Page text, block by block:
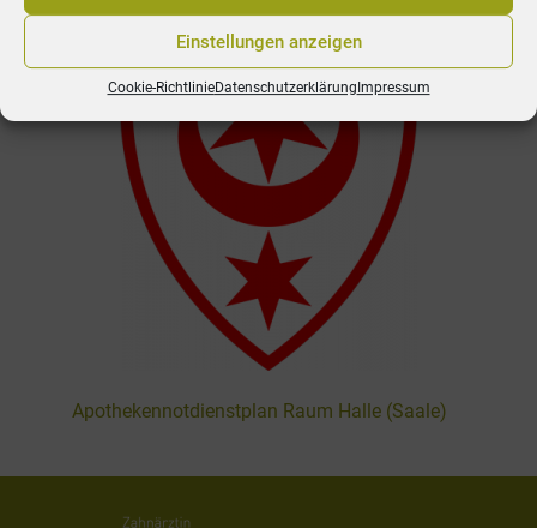
Einstellungen anzeigen
Cookie-RichtlinieDatenschutzerklärung Impressum
Apothekennotdienstplan Raum Halle (Saale)